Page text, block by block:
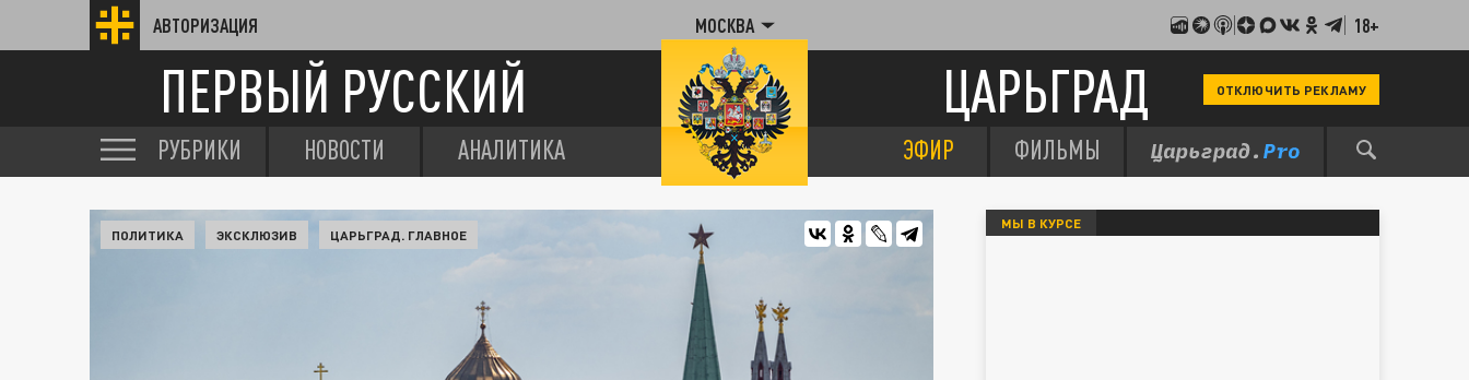
АВТОРИЗАЦИЯ МОСКВА 18+
ПЕРВЫЙ РУССКИЙ ЦАРЬГРАД ОТКЛЮЧИТЬ РЕКЛАМУ
РУБРИКИ НОВОСТИ АНАЛИТИКА ЭФИР ФИЛЬМЫ
ПОЛИТИКА ЭКСКЛЮЗИВ ЦАРЬГРАД. ГЛАВНОЕ
МЫ В КУРСЕ